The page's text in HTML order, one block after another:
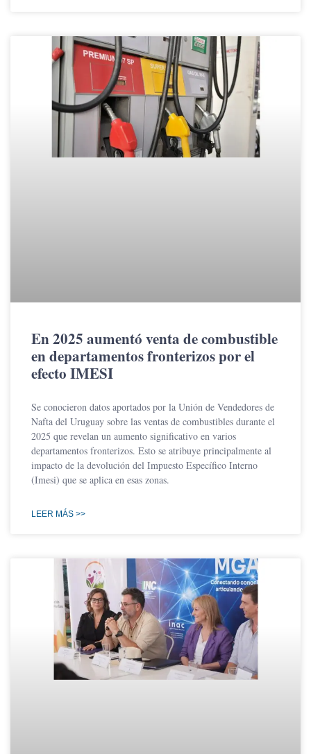
En 2025 aumentó venta de combustible
en departamentos fronterizos por el
efecto IMESI
Se conocieron datos aportados por la Unión de Vendedores de
Nafta del Uruguay sobre las ventas de combustibles durante el
2025 que revelan un aumento significativo en varios
departamentos fronterizos. Esto se atribuye principalmente al
impacto de la devolución del Impuesto Específico Interno
(Imesi) que se aplica en esas zonas.
LEER MÁS >>